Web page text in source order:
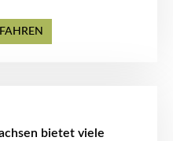
bietet viele